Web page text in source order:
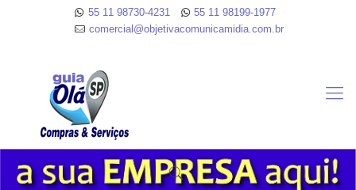
55 11 98730-4231
55 11 98199-1977
comercial@objetivacomunicamidia.com.br